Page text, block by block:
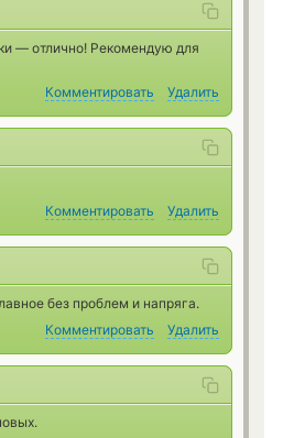
— отлично! Рекомендую для
Комментировать
Удалить
Комментировать
Удалить
без проблем и напряга.
Комментировать
Удалить